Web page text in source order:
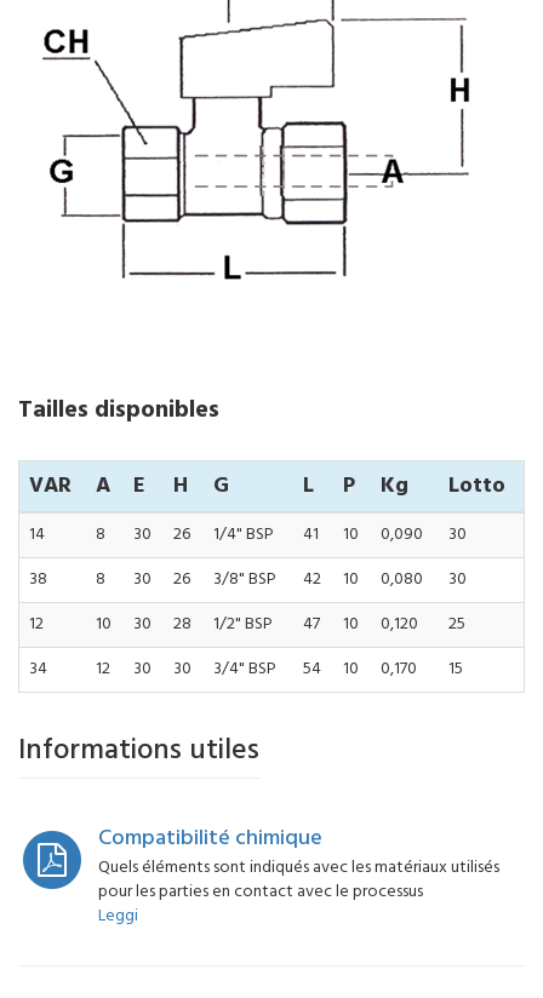
Tailles disponibles
VAR A E H G L P Kg Lotto
14 8 30 26 1/4" BSP 41 10 0,090
30
38
8 30 26 3/8" BSP 42 10 0,080
30
12
10 30 28 1/2" BSP 47 10 0,120
25
34
12 30 30 3/4" BSP 54 10 0,170 15
Informations utiles
Compatibilité chimique
Quels éléments sont indiqués avec les matériaux utilisés
pour les parties en contact avec le processus
Leggi